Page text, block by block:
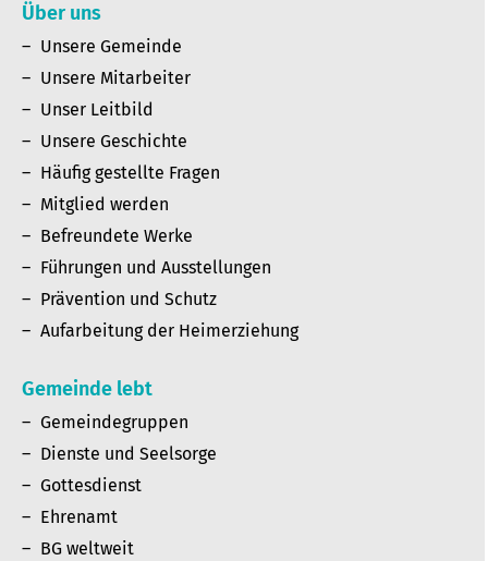
Über uns
Unsere Gemeinde
Unsere Mitarbeiter
Unser Leitbild
Unsere Geschichte
Häufig gestellte Fragen
Mitglied werden
Befreundete Werke
Führungen und Ausstellungen
Prävention und Schutz
Aufarbeitung der Heimerziehung
Gemeinde lebt
Gemeindegruppen
Dienste und Seelsorge
Gottesdienst
Ehrenamt
BG weltweit